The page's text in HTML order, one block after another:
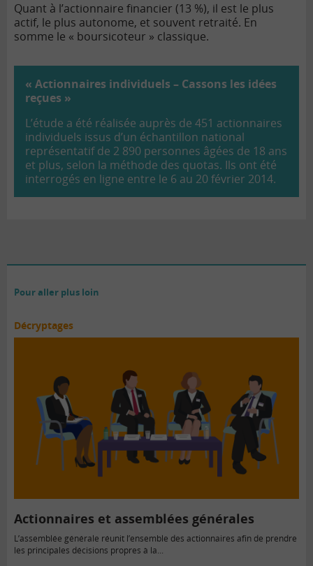
Quant à l’actionnaire financier (13 %), il est le plus
actif, le plus autonome, et souvent retraité. En
somme le « boursicoteur » classique.
« Actionnaires individuels – Cassons les idées
reçues »
L’étude a été réalisée auprès de 451 actionnaires
individuels issus d’un échantillon national
représentatif de 2 890 personnes âgées de 18 ans
et plus, selon la méthode des quotas. Ils ont été
interrogés en ligne entre le 6 au 20 février 2014.
Pour aller plus loin
Décryptages
Actionnaires et assemblées générales
L’assemblée générale réunit l’ensemble des actionnaires afin de prendre
les principales décisions propres à la...